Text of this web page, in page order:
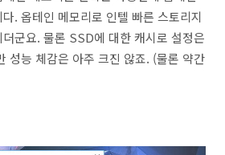
. 옵테인 메모리로 인텔 빠른 스토리지
군요. 물론 SSD에 대한 캐시로 설정은
성능 체감은 아주 크진 않죠. (물론 약간